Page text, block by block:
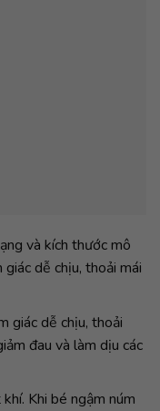
và kích thước mô
dễ chịu, thoải mái
giác dễ chịu, thoải
đau và làm dịu các
Khi bé ngậm núm